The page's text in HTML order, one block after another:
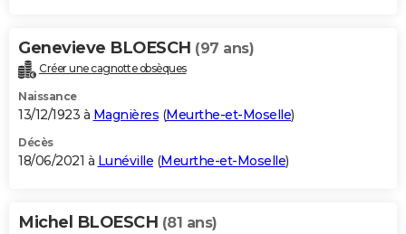
Genevieve BLOESCH (97 ans)
Créer une cagnotte obsèques
Naissance
13/12/1923 à Magnières (Meurthe-et-Moselle)
Décès
18/06/2021 à Lunéville (Meurthe-et-Moselle)
Michel BLOESCH (81 ans)